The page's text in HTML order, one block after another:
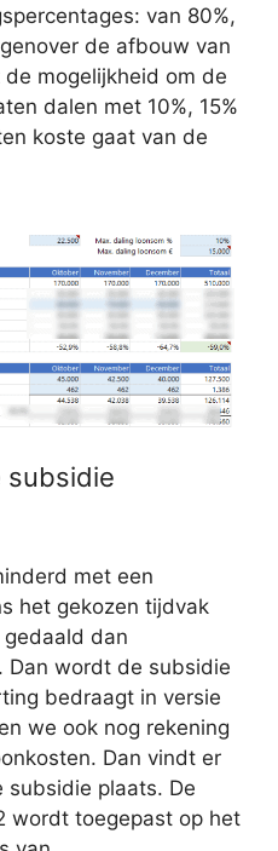
van 80%,
de afbouw van
mogelijkheid om de
dalen met 10%, 15%
koste gaat van de
subsidie
met een
het gekozen tijdvak
dan
Dan wordt de subsidie
bedraagt in versie
we ook nog rekening
Dan vindt er
subsidie plaats. De
wordt toegepast op het